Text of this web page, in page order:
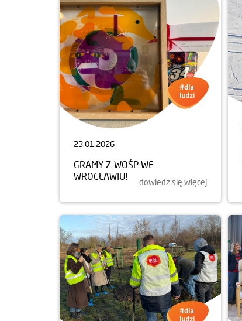
23.01.2026
GRAMY Z WOŚP WE
WROCŁAWIU!
dowiedz się więcej